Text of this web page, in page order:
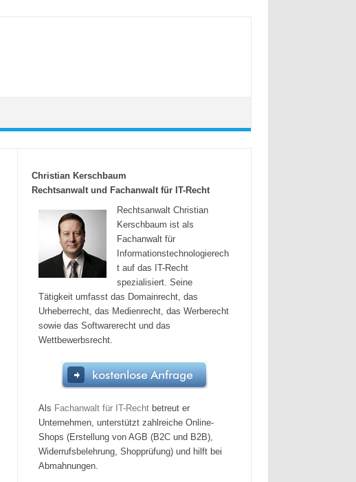
Christian Kerschbaum
Rechtsanwalt und Fachanwalt für IT-Recht
Rechtsanwalt Christian
Kerschbaum ist als
Fachanwalt für
Informationstechnologierech
t auf das IT-Recht
spezialisiert. Seine
Tätigkeit umfasst das Domainrecht, das
Urheberrecht, das Medienrecht, das Werberecht
sowie das Softwarerecht und das
Wettbewerbsrecht.
Als Fachanwalt für IT-Recht betreut er
Unternehmen, unterstützt zahlreiche Online-
Shops (Erstellung von AGB (B2C und B2B),
Widerrufsbelehrung, Shopprüfung) und hilft bei
Abmahnungen.